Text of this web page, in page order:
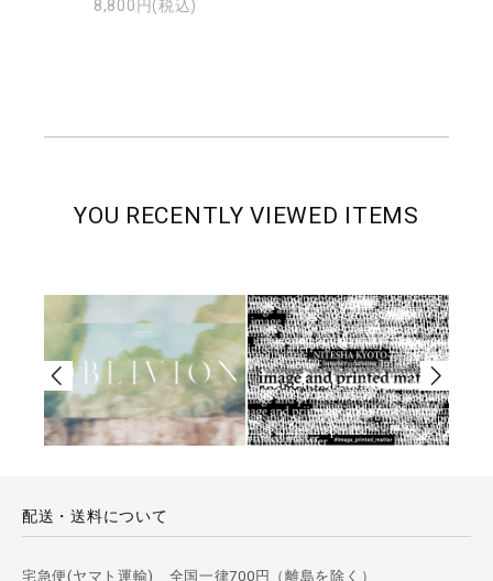
8,800円(税込)
YOU RECENTLY VIEWED ITEMS
配送・送料について
宅急便(ヤマト運輸) 全国一律700円（離島を除く）